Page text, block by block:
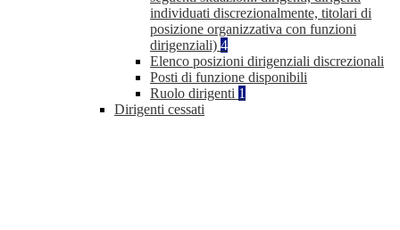
individuati discrezionalmente, titolari di
posizione organizzativa con funzioni
dirigenziali) 4
Elenco posizioni dirigenziali discrezionali
Posti di funzione disponibili
Ruolo dirigenti 1
Dirigenti cessati